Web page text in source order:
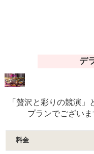
デ
「贅沢と彩りの競演
プランでございま
料金